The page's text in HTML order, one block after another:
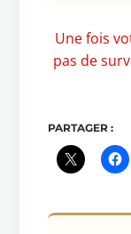
Une fois
pas de
PARTAGER :